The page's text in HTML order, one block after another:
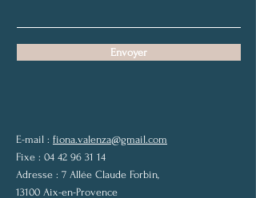
Envoyer
E-mail : fiona.valenza@gmail.com
Fixe : 04 42 96 31 14
Adresse : 7 Allée Claude Forbin,
13100 Aix-en-Provence